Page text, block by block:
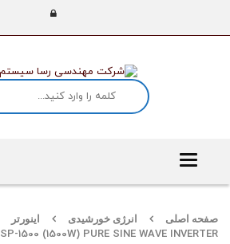
Toggle
صفحه اصلی انرژی خورشیدی اینورتر
SP-1500 (1500W) PURE SINE WAVE INVERTER